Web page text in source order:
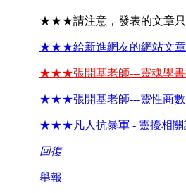
★★★請注意，發表的文章
★★★給新進網友的網站文
★★★張開基老師---靈魂學
★★★張開基老師---靈性商
★★★凡人抗暴軍 - 靈擾相
回復
舉報